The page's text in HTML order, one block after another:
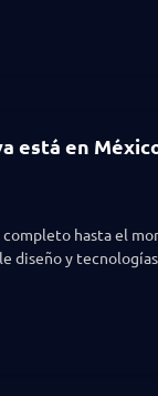
está en
hasta el
diseño y